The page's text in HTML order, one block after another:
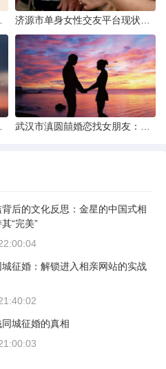
后的文化反思：金星的中国式相
“完美”
征婚：解锁进入相亲网站的实战
城征婚的真相